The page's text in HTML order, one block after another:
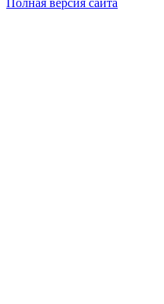
Полная версия сайта